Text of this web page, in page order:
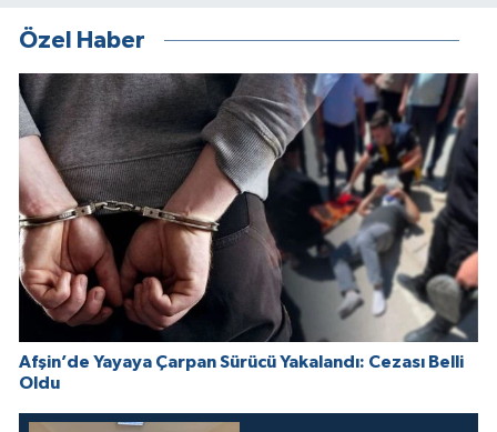
Özel Haber
Afşin’de Yayaya Çarpan Sürücü Yakalandı: Cezası Belli
Oldu